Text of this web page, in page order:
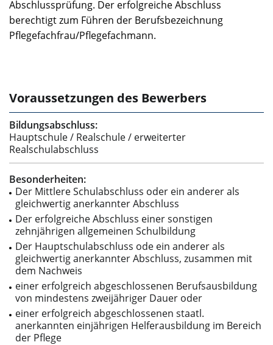
Abschlussprüfung. Der erfolgreiche Abschluss
berechtigt zum Führen der Berufsbezeichnung
Pflegefachfrau/Pflegefachmann.
Voraussetzungen des Bewerbers
Bildungsabschluss:
Hauptschule / Realschule / erweiterter
Realschulabschluss
Besonderheiten:
Der Mittlere Schulabschluss oder ein anderer als
gleichwertig anerkannter Abschluss
Der erfolgreiche Abschluss einer sonstigen
zehnjährigen allgemeinen Schulbildung
Der Hauptschulabschluss ode ein anderer als
gleichwertig anerkannter Abschluss, zusammen mit
dem Nachweis
einer erfolgreich abgeschlossenen Berufsausbildung
von mindestens zweijähriger Dauer oder
einer erfolgreich abgeschlossenen staatl.
anerkannten einjährigen Helferausbildung im Bereich
der Pflege